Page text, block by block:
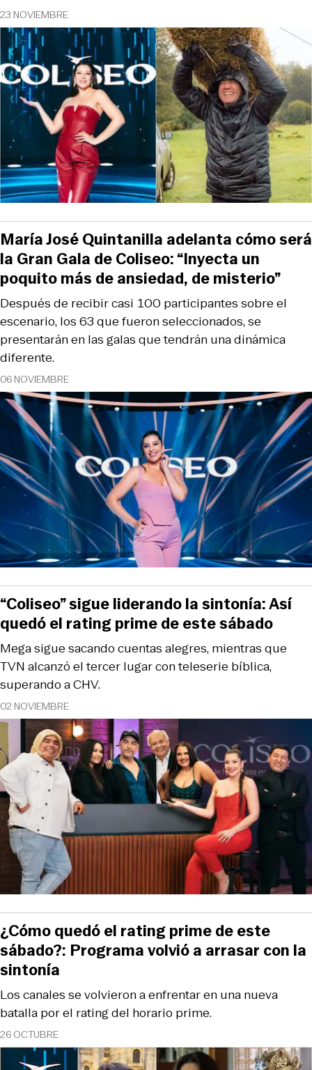
23 NOVIEMBRE
06 NOVIEMBRE
Después de recibir casi 100 participantes sobre el
escenario, los 63 que fueron seleccionados, se
presentarán en las galas que tendrán una dinámica
diferente.
María José Quintanilla adelanta cómo será
la Gran Gala de Coliseo: “Inyecta un
poquito más de ansiedad, de misterio”
02 NOVIEMBRE
Mega sigue sacando cuentas alegres, mientras que
TVN alcanzó el tercer lugar con teleserie bíblica,
superando a CHV.
“Coliseo” sigue liderando la sintonía: Así
quedó el rating prime de este sábado
26 OCTUBRE
Los canales se volvieron a enfrentar en una nueva
batalla por el rating del horario prime.
¿Cómo quedó el rating prime de este
sábado?: Programa volvió a arrasar con la
sintonía